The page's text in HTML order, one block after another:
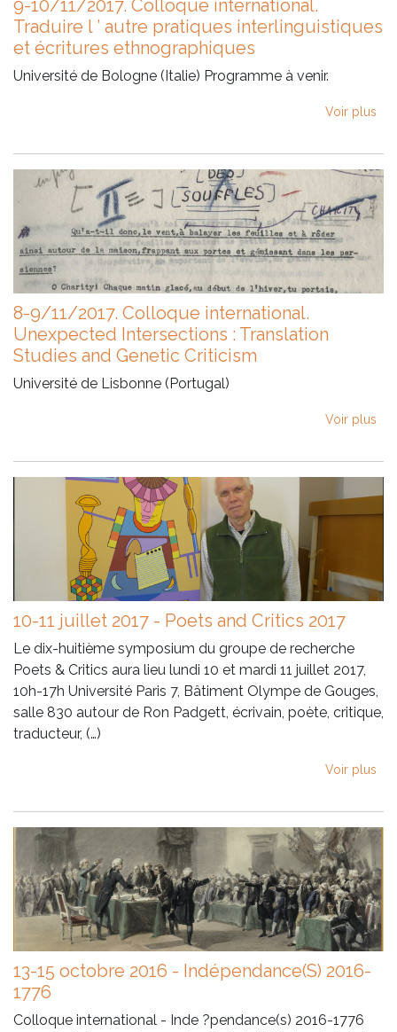
9-10/11/2017. Colloque international.
Traduire l ’ autre pratiques interlinguistiques
et écritures ethnographiques
Université de Bologne (Italie) Programme à venir.
Voir plus
8-9/11/2017. Colloque international.
Unexpected Intersections : Translation
Studies and Genetic Criticism
Université de Lisbonne (Portugal)
Voir plus
10-11 juillet 2017 - Poets and Critics 2017
Le dix-huitième symposium du groupe de recherche
Poets & Critics aura lieu lundi 10 et mardi 11 juillet 2017,
10h-17h Université Paris 7, Bâtiment Olympe de Gouges,
salle 830 autour de Ron Padgett, écrivain, poète, critique,
traducteur, (…)
Voir plus
13-15 octobre 2016 - Indépendance(S) 2016-
1776
Colloque international - Inde ?pendance(s) 2016-1776